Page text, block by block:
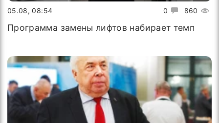
0 860
05.08, 08:54
Программа замены лифтов набирает темп